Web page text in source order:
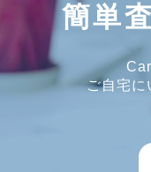
簡単
ご自宅に